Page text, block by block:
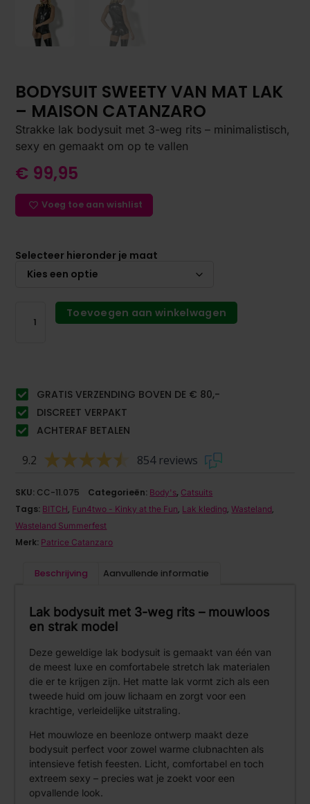
BODYSUIT SWEETY VAN MAT LAK
– MAISON CATANZARO
Strakke lak bodysuit met 3-weg rits – minimalistisch,
sexy en gemaakt om op te vallen
€ 99,95
Voeg toe aan wishlist
Selecteer hieronder je maat
Toevoegen aan winkelwagen
GRATIS VERZENDING BOVEN DE € 80,-
DISCREET VERPAKT
ACHTERAF BETALEN
9.2 854 reviews
SKU: CC-11.075 Categorieën: Body's, Catsuits
Tags: BITCH, Fun4two - Kinky at the Fun, Lak kleding,Wasteland,
Wasteland Summerfest
Merk: Patrice Catanzaro
Beschrijving Aanvullende informatie
Lak bodysuit met 3-weg rits – mouwloos
en strak model
Deze geweldige lak bodysuit is gemaakt van één van
de meest luxe en comfortabele stretch lak materialen
die er te krijgen zijn. Het matte lak vormt zich als een
tweede huid om jouw lichaam en zorgt voor een
krachtige, verleidelijke uitstraling.
Het mouwloze en beenloze ontwerp maakt deze
bodysuit perfect voor zowel warme clubnachten als
intensieve fetish feesten. Licht, comfortabel en toch
extreem sexy – precies wat je zoekt voor een
opvallende look.